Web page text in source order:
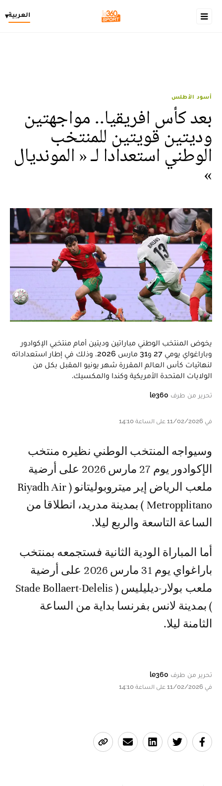
العربية▾
أسود الأطلس
بعد كأس افريقيا.. مواجهتين
وديتين قويتين للمنتخب
الوطني استعدادا لـ « المونديال
»
يخوض المنتخب الوطني مباراتين وديتين أمام منتخبي الإكوادور
وباراغواي يومي 27 و31 مارس 2026، وذلك في إطار استعداداته
لنهائيات كأس العالم المقررة شهر يونيو المقبل بكل من
الولايات المتحدة الأمريكية وكندا والمكسيك.
تحرير من طرف le360
في 11/02/2026 على الساعة 14:10
وسيواجه المنتخب الوطني نظيره منتخب
الإكوادور يوم 27 مارس 2026 على أرضية
ملعب الرياض إير ميتروبوليتانو ( Riyadh Air
Metropplitano ) بمدينة مدريد، انطلاقا من
الساعة التاسعة والربع ليلا.
أما المباراة الودية الثانية فستجمعه بمنتخب
باراغواي يوم 31 مارس 2026 على أرضية
ملعب بولار-ديليليس ( Stade Bollaert-Delelis
) بمدينة لانس بفرنسا بداية من الساعة
الثامنة ليلا.
تحرير من طرف le360
في 11/02/2026 على الساعة 14:10